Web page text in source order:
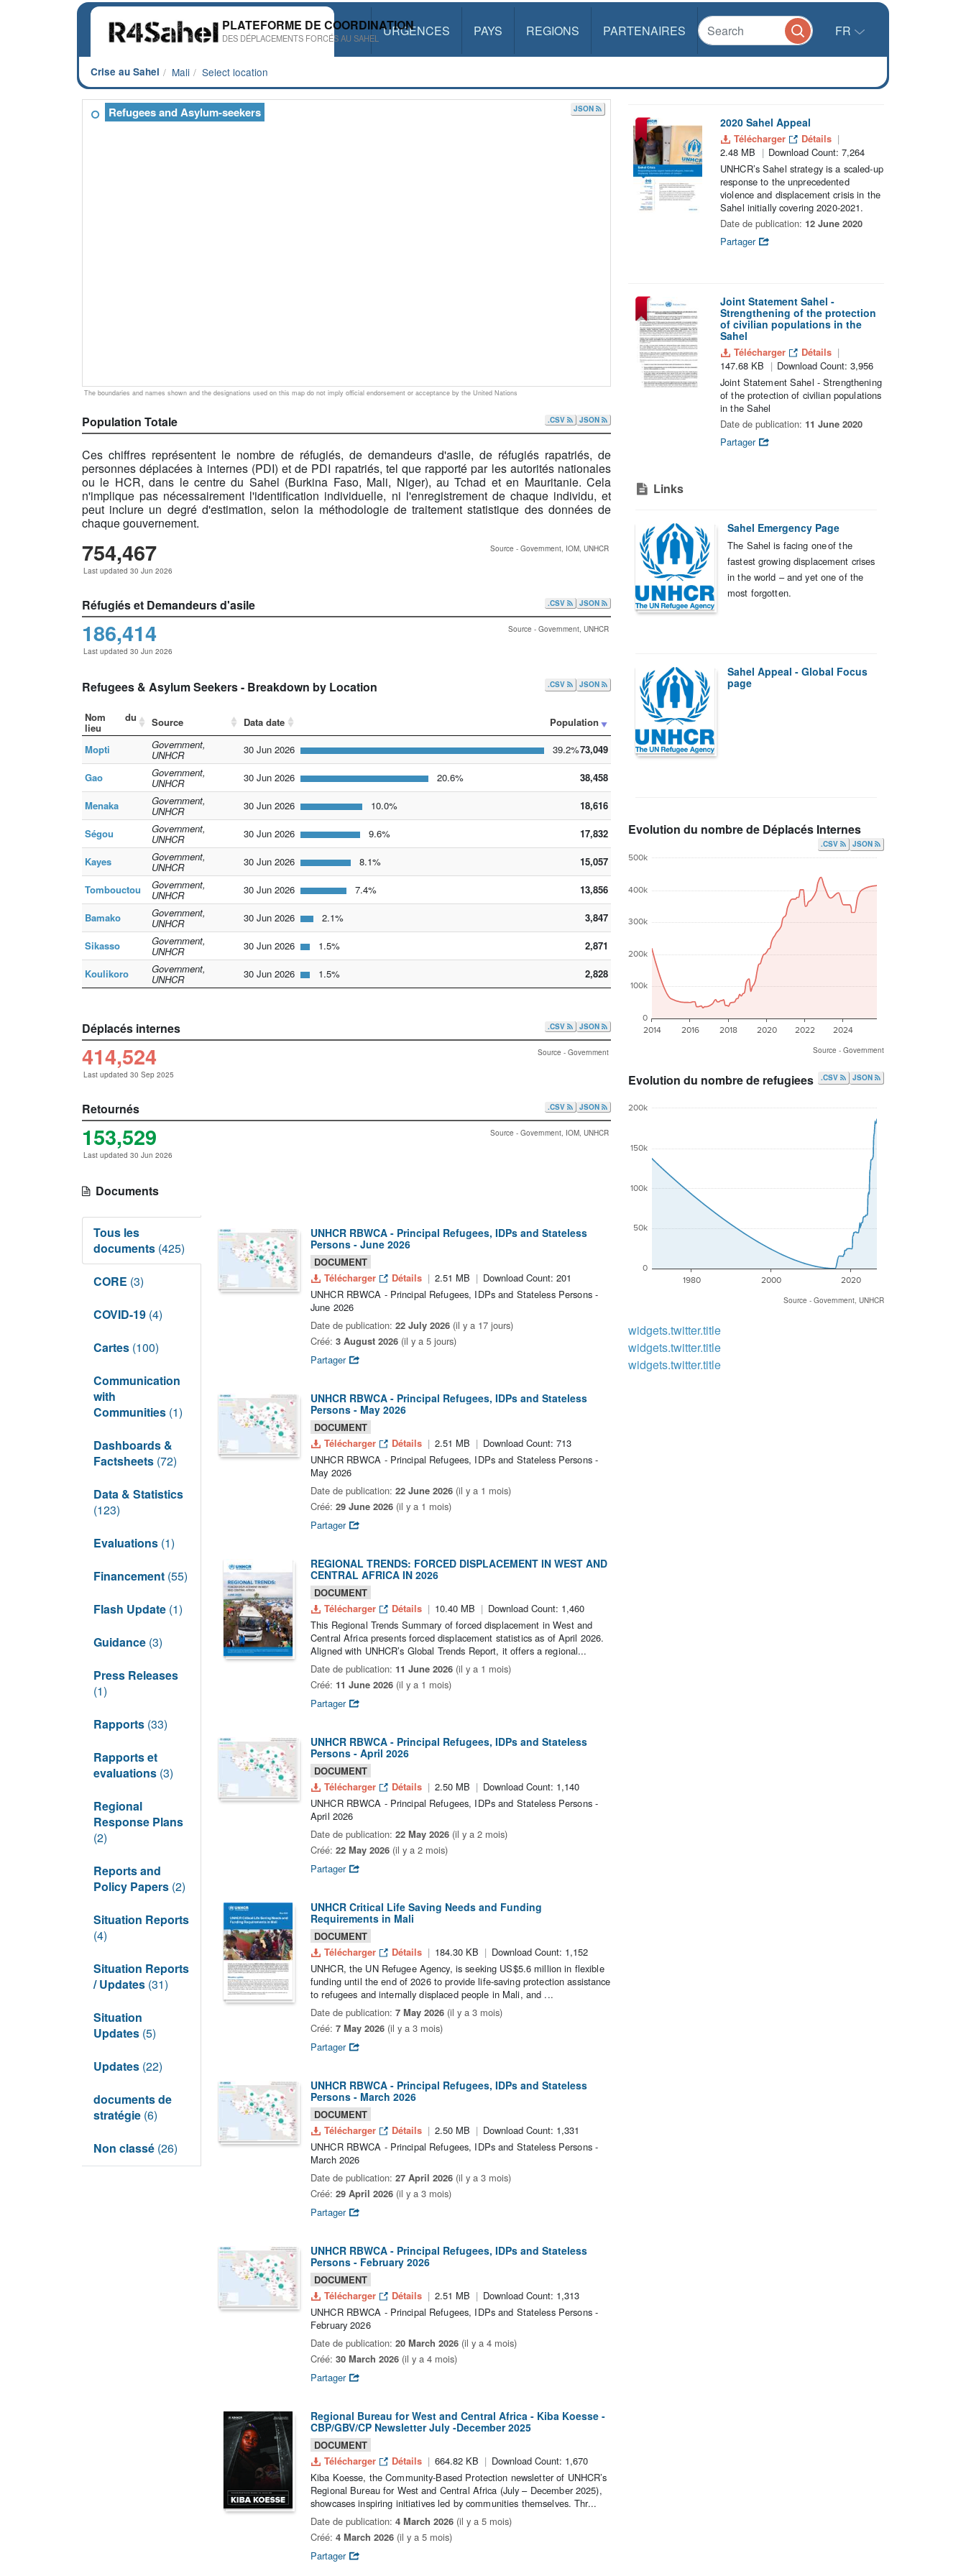
Crise au Sahel Mali Select location
PLATEFORME DE COORDINATION
DES DÉPLACEMENTS FORCÉS AU SAHEL URGENCES PAYS REGIONS PARTENAIRES FR
Refugees and Asylum-seekers
The boundaries and names shown and the designations used on this map do not imply official endorsement or acceptance by the United Nations
JSON
Population Totale JSON
.CSV
Ces chiffres représentent le nombre de réfugiés, de demandeurs d'asile, de réfugiés rapatriés, de
personnes déplacées à internes (PDI) et de PDI rapatriés, tel que rapporté par les autorités nationales
ou le HCR, dans le centre du Sahel (Burkina Faso, Mali, Niger), au Tchad et en Mauritanie. Cela
n'implique pas nécessairement l'identification individuelle, ni l'enregistrement de chaque individu, et
peut inclure un degré d'estimation, selon la méthodologie de traitement statistique des données de
chaque gouvernement.
754,467
Last updated 30 Jun 2026
Source - Government, IOM, UNHCR
Réfugiés et Demandeurs d'asile JSON
.CSV
186,414
Last updated 30 Jun 2026
Source - Government, UNHCR
Refugees & Asylum Seekers - Breakdown by Location JSON
.CSV
Nom du
lieu Source Data date
Population
Mopti
Government,
UNHCR 30 Jun 2026 39.2%73,049
Gao Government,
UNHCR 30 Jun 2026 20.6% 38,458
Menaka Government,
UNHCR 30 Jun 2026 10.0% 18,616
Ségou Government,
UNHCR 30 Jun 2026 9.6% 17,832
Kayes Government,
UNHCR 30 Jun 2026 8.1% 15,057
Tombouctou Government,
UNHCR 30 Jun 2026 7.4% 13,856
Bamako Government,
UNHCR 30 Jun 2026 2.1% 3,847
Sikasso Government,
UNHCR 30 Jun 2026 1.5% 2,871
Koulikoro Government,
UNHCR 30 Jun 2026 1.5% 2,828
Déplacés internes JSON
.CSV
414,524
Last updated 30 Sep 2025
Source - Government
Retournés JSON
.CSV
153,529
Last updated 30 Jun 2026
Source - Government, IOM, UNHCR
Documents
Tous les
documents (425)
CORE (3)
COVID-19 (4)
Cartes (100)
Communication
with
Communities (1)
Dashboards &
Factsheets (72)
Data & Statistics
(123)
Evaluations (1)
Financement (55)
Flash Update (1)
Guidance (3)
Press Releases
(1)
Rapports (33)
Rapports et
evaluations (3)
Regional
Response Plans
(2)
Reports and
Policy Papers (2)
Situation Reports
(4)
Situation Reports
/ Updates (31)
Situation
Updates (5)
Updates (22)
documents de
stratégie (6)
Non classé (26)
UNHCR RBWCA - Principal Refugees, IDPs and Stateless
Persons - June 2026
DOCUMENT
Télécharger
Détails 2.51 MB
Download Count: 201
UNHCR RBWCA - Principal Refugees, IDPs and Stateless Persons -
June 2026
Date de publication: 22 July 2026 (il y a 17 jours)
Créé: 3 August 2026 (il y a 5 jours)
Partager
UNHCR RBWCA - Principal Refugees, IDPs and Stateless
Persons - May 2026
DOCUMENT
Télécharger
Détails 2.51 MB
Download Count: 713
UNHCR RBWCA - Principal Refugees, IDPs and Stateless Persons -
May 2026
Date de publication: 22 June 2026 (il y a 1 mois)
Créé: 29 June 2026 (il y a 1 mois)
Partager
REGIONAL TRENDS: FORCED DISPLACEMENT IN WEST AND
CENTRAL AFRICA IN 2026
DOCUMENT
Télécharger
Détails 10.40 MB
Download Count: 1,460
This Regional Trends Summary of forced displacement in West and
Central Africa presents forced displacement statistics as of April 2026.
Aligned with UNHCR’s Global Trends Report, it offers a regional...
Date de publication: 11 June 2026 (il y a 1 mois)
Créé: 11 June 2026 (il y a 1 mois)
Partager
UNHCR RBWCA - Principal Refugees, IDPs and Stateless
Persons - April 2026
DOCUMENT
Télécharger
Détails 2.50 MB
Download Count: 1,140
UNHCR RBWCA - Principal Refugees, IDPs and Stateless Persons -
April 2026
Date de publication: 22 May 2026 (il y a 2 mois)
Créé: 22 May 2026 (il y a 2 mois)
Partager
UNHCR Critical Life Saving Needs and Funding
Requirements in Mali
DOCUMENT
Télécharger
Détails 184.30 KB
Download Count: 1,152
UNHCR, the UN Refugee Agency, is seeking US$5.6 million in flexible
funding until the end of 2026 to provide life-saving protection assistance
to refugees and internally displaced people in Mali, and ...
Date de publication: 7 May 2026 (il y a 3 mois)
Créé: 7 May 2026 (il y a 3 mois)
Partager
UNHCR RBWCA - Principal Refugees, IDPs and Stateless
Persons - March 2026
DOCUMENT
Télécharger
Détails 2.50 MB
Download Count: 1,331
UNHCR RBWCA - Principal Refugees, IDPs and Stateless Persons -
March 2026
Date de publication: 27 April 2026 (il y a 3 mois)
Créé: 29 April 2026 (il y a 3 mois)
Partager
UNHCR RBWCA - Principal Refugees, IDPs and Stateless
Persons - February 2026
DOCUMENT
Télécharger
Détails 2.51 MB
Download Count: 1,313
UNHCR RBWCA - Principal Refugees, IDPs and Stateless Persons -
February 2026
Date de publication: 20 March 2026 (il y a 4 mois)
Créé: 30 March 2026 (il y a 4 mois)
Partager
Regional Bureau for West and Central Africa - Kiba Koesse -
CBP/GBV/CP Newsletter July -December 2025
DOCUMENT
Télécharger
Détails 664.82 KB
Download Count: 1,670
Kiba Koesse, the Community‑Based Protection newsletter of UNHCR’s
Regional Bureau for West and Central Africa (July – December 2025),
showcases inspiring initiatives led by communities themselves. Thr...
Date de publication: 4 March 2026 (il y a 5 mois)
Créé: 4 March 2026 (il y a 5 mois)
Partager
2020 Sahel Appeal
Télécharger
Détails
2.48 MB
Download Count: 7,264
UNHCR’s Sahel strategy is a scaled-up
response to the unprecedented
violence and displacement crisis in the
Sahel initially covering 2020-2021.
Date de publication: 12 June 2020
Partager
Joint Statement Sahel -
Strengthening of the protection
of civilian populations in the
Sahel
Télécharger
Détails
147.68 KB
Download Count: 3,956
Joint Statement Sahel - Strengthening
of the protection of civilian populations
in the Sahel
Date de publication: 11 June 2020
Partager
Links
Sahel Emergency Page
The Sahel is facing one of the
fastest growing displacement crises
in the world – and yet one of the
most forgotten.
Sahel Appeal - Global Focus
page
Evolution du nombre de Déplacés Internes
JSON
.CSV
2014 2016 2018 2020 2022 2024
0
100k
200k
300k
400k
500k
Source - Government
Evolution du nombre de refugiees JSON
.CSV
1980 2000 2020
0
50k
100k
150k
200k
Source - Government, UNHCR
widgets.twitter.title
widgets.twitter.title
widgets.twitter.title